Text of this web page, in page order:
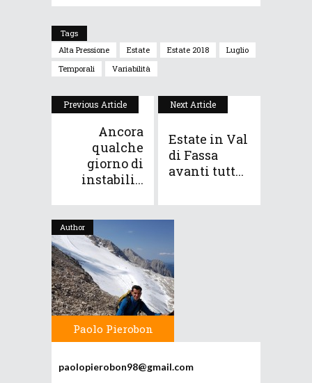
Tags
Alta Pressione
Estate Estate 2018
Luglio
Temporali
Variabilità
Previous Article
Ancora
qualche
giorno di
instabili...
Next Article
Estate in Val
di Fassa
avanti tutt...
Author
Paolo Pierobon
paolopierobon98@gmail.com